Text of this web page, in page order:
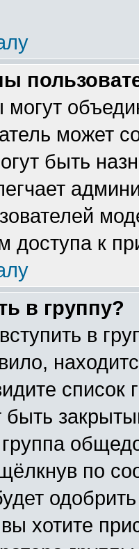
может
быть
доступа к
в группу?
в
список
быть
по
хотите